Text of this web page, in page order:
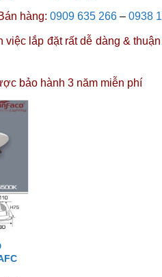
hàng: 0909 635 266 – 0938
lắp đặt rất dễ dàng &
bảo hành 3 năm miễn phí